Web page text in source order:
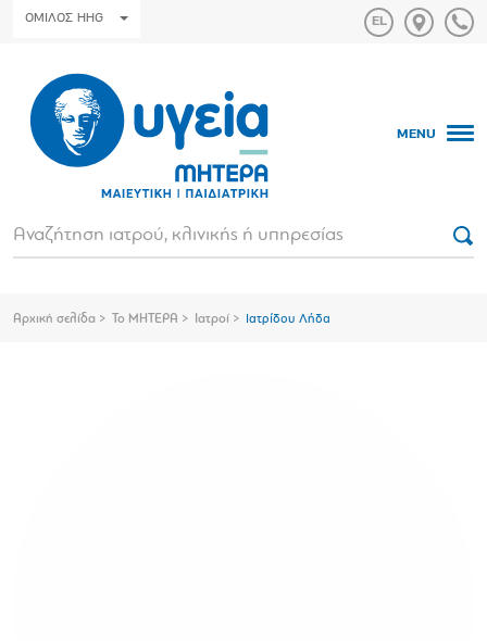
ΟΜΙΛΟΣ HHG
MENU
Αρχική σελίδα Το ΜΗΤΕΡΑ Ιατροί Ιατρίδου Λήδα